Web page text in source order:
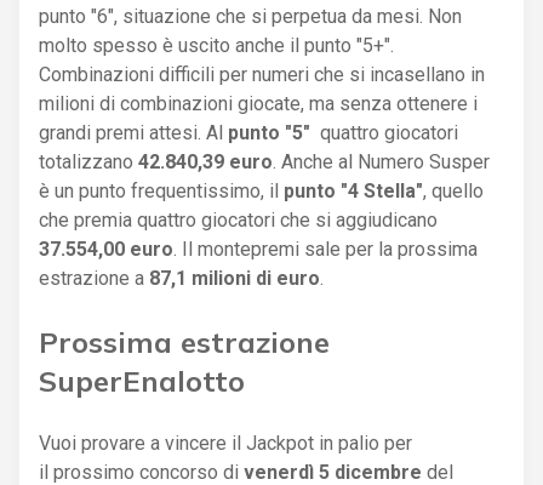
punto "6", situazione che si perpetua da mesi. Non
molto spesso è uscito anche il punto "5+".
Combinazioni difficili per numeri che si incasellano in
milioni di combinazioni giocate, ma senza ottenere i
grandi premi attesi. Al punto "5" quattro giocatori
totalizzano 42.840,39 euro . Anche al Numero Susper
è un punto frequentissimo, il punto "4 Stella", quello
che premia quattro giocatori che si aggiudicano
37.554,00 euro . Il montepremi sale per la prossima
estrazione a 87,1 milioni di euro
Prossima estrazione
SuperEnalotto
Vuoi provare a vincere il Jackpot in palio per
il prossimo concorso di venerdì 5 dicembre del